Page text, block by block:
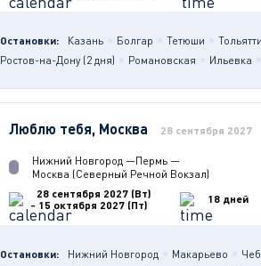
Остановки: Казань Болгар Тетюши Тольятти
Ростов-на-Дону (2 дня)
Романовская Ильевка
Люблю тебя, Москва 28 сентября 2027
Нижний Новгород —Пермь —
Москва (Северный Речной Вокзал)
28 сентября 2027 (Вт)
- 15 октября 2027 (Пт)
18 дней
Остановки: Нижний Новгород Макарьево